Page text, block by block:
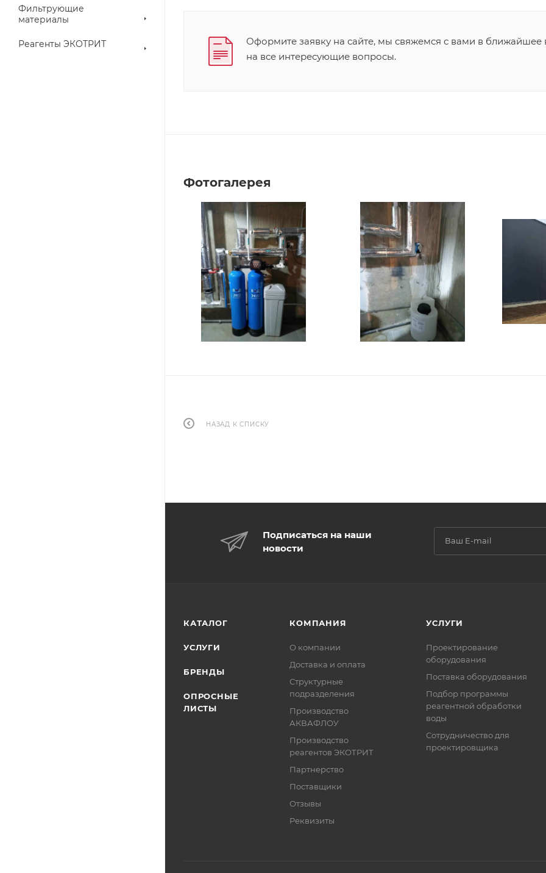
Фильтрующие
материалы
Реагенты ЭКОТРИТ
Оформите заявку на сайте, мы свяжемся с вами в ближайшее
на все интересующие вопросы.
Фотогалерея
НАЗАД К СПИСКУ
Подписаться на наши
новости
КАТАЛОГ
УСЛУГИ
БРЕНДЫ
ОПРОСНЫЕ
ЛИСТЫ
КОМПАНИЯ
О компании
Доставка и оплата
Структурные
подразделения
Производство
АКВАФЛОУ
Производство
реагентов ЭКОТРИТ
Партнерство
Поставщики
Отзывы
Реквизиты
УСЛУГИ
Проектирование
оборудования
Поставка оборудования
Подбор программы
реагентной обработки
воды
Сотрудничество для
проектировщика